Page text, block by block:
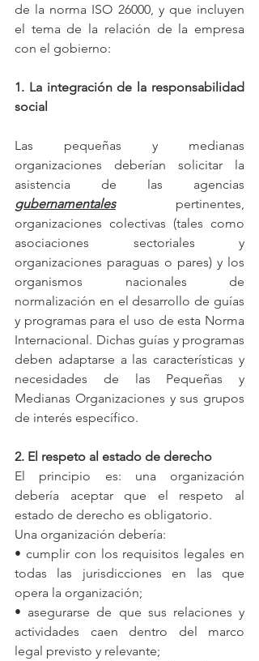
de la norma ISO 26000, y que incluyen
el tema de la relación de la empresa
con el gobierno:
1. La integración de la responsabilidad
social
Las pequeñas y medianas
organizaciones deberían solicitar la
gubernamentales pertinentes,
organizaciones colectivas (tales como
asociaciones sectoriales y
organizaciones paraguas o pares) y los
organismos nacionales de
normalización en el desarrollo de guías
y programas para el uso de esta Norma
Internacional. Dichas guías y programas
deben adaptarse a las características y
necesidades de las Pequeñas y
Medianas Organizaciones y sus grupos
de interés específico.
2. El respeto al estado de derecho
El principio es: una organización
debería aceptar que el respeto al
estado de derecho es obligatorio.
Una organización debería:
• cumplir con los requisitos legales en
todas las jurisdicciones en las que
opera la organización;
• asegurarse de que sus relaciones y
actividades caen dentro del marco
legal previsto y relevante;